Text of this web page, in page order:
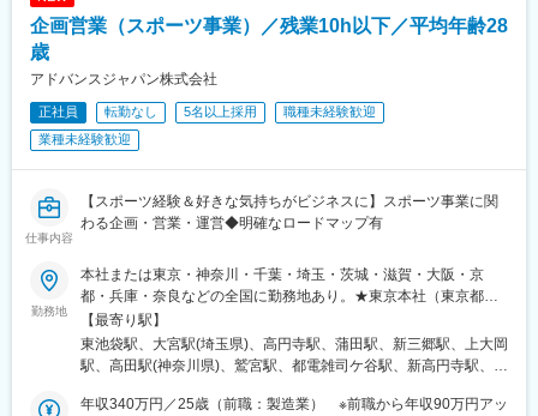
企画営業（スポーツ事業）／残業10h以下／平均年齢28
歳
アドバンスジャパン株式会社
正社員 転勤なし 5名以上採用
職種未経験歓迎
業種未経験歓迎
仕事内容
【スポーツ経験＆好きな気持ちがビジネスに】スポーツ事業に関
わる企画・営業・運営◆明確なロードマップ有
勤務地
本社または東京・神奈川・千葉・埼玉・茨城・滋賀・大阪・京
都・兵庫・奈良などの全国に勤務地あり。★東京本社（東京都豊
島区）／転勤なし！U・Iターン歓迎★■東京都豊島区東池袋1-25-6
PMO池袋8階◎池袋駅徒歩5分！複数路線利用可能でアクセス良
好！■東北支店〒983-0852宮城県仙台市宮城野区榴岡3-4-1 アゼ
1H1O梅田茶屋町606■中部支店〒460-0008愛知県名古屋市中区栄
【最寄り駅】
東池袋駅、大宮駅(埼玉県)、高円寺駅、蒲田駅、新三郷駅、上大岡
駅、高田駅(神奈川県)、鷲宮駅、都電雑司ケ谷駅、新高円寺駅、蓮
年収340万円／25歳（前職：製造業） ※前職から年収90万円アッ